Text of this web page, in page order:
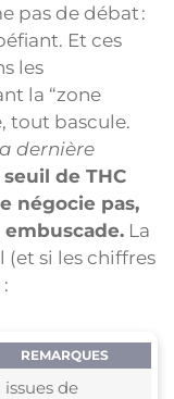
pas de débat :
Et ces
les
la “zone
tout bascule.
dernière
de THC
négocie pas,
La
(et si les chiffres
REMARQUES
issues de